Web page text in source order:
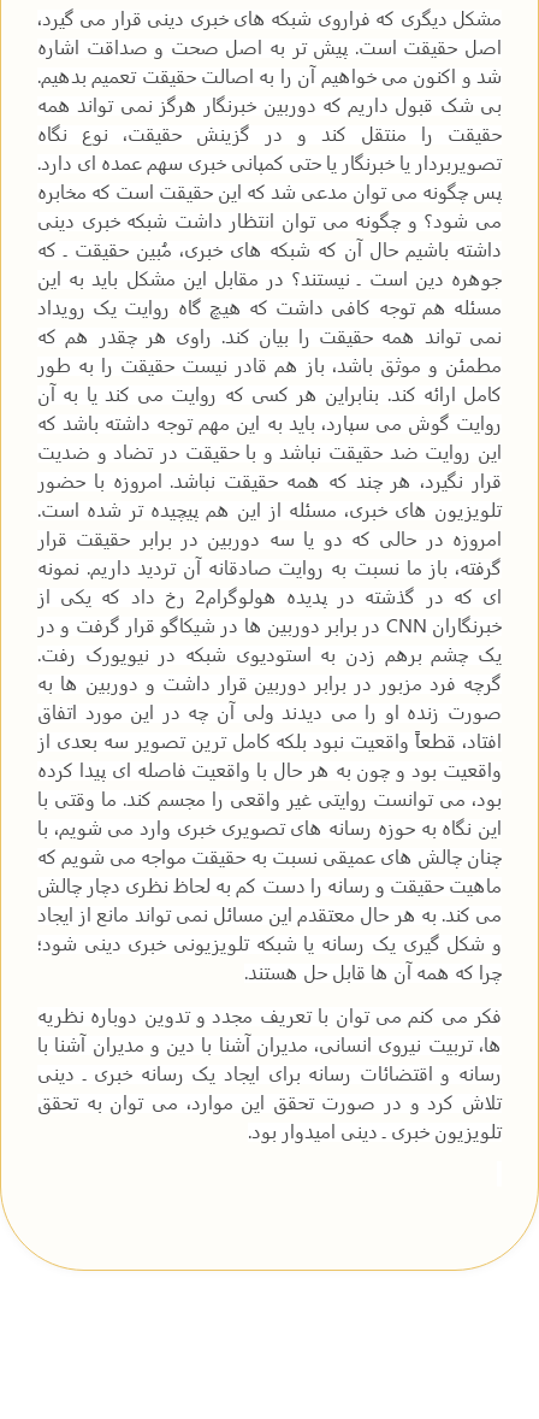
مشکل دیگری که فراروی شبکه های خبری دینی قرار می گیرد،
اصل حقیقت است. پیش تر به اصل صحت و صداقت اشاره
شد و اکنون می خواهیم آن را به اصالت حقیقت تعمیم بدهیم.
بی شک قبول داریم که دوربین خبرنگار هرگز نمی تواند همه
حقیقت را منتقل کند و در گزینش حقیقت، نوع نگاه
تصویربردار یا خبرنگار یا حتی کمپانی خبری سهم عمده ای دارد.
پس چگونه می توان مدعی شد که این حقیقت است که مخابره
می شود؟ و چگونه می توان انتظار داشت شبکه خبری دینی
داشته باشیم حال آن که شبکه های خبری، مُبین حقیقت ـ که
جوهره دین است ـ نیستند؟ در مقابل این مشکل باید به این
مسئله هم توجه کافی داشت که هیچ گاه روایت یک رویداد
نمی تواند همه حقیقت را بیان کند. راوی هر چقدر هم که
مطمئن و موثق باشد، باز هم قادر نیست حقیقت را به طور
کامل ارائه کند. بنابراین هر کسی که روایت می کند یا به آن
روایت گوش می سپارد، باید به این مهم توجه داشته باشد که
این روایت ضد حقیقت نباشد و با حقیقت در تضاد و ضدیت
قرار نگیرد، هر چند که همه حقیقت نباشد. امروزه با حضور
تلویزیون های خبری، مسئله از این هم پیچیده تر شده است.
امروزه در حالی که دو یا سه دوربین در برابر حقیقت قرار
گرفته، باز ما نسبت به روایت صادقانه آن تردید داریم. نمونه
ای که در گذشته در پدیده هولوگرام2 رخ داد که یکی از
خبرنگاران CNN در برابر دوربین ها در شیکاگو قرار گرفت و در
یک چشم برهم زدن به استودیوی شبکه در نیویورک رفت.
گرچه فرد مزبور در برابر دوربین قرار داشت و دوربین ها به
صورت زنده او را می دیدند ولی آن چه در این مورد اتفاق
افتاد، قطعاً واقعیت نبود بلکه کامل ترین تصویر سه بعدی از
واقعیت بود و چون به هر حال با واقعیت فاصله ای پیدا کرده
بود، می توانست روایتی غیر واقعی را مجسم کند. ما وقتی با
این نگاه به حوزه رسانه های تصویری خبری وارد می شویم، با
چنان چالش های عمیقی نسبت به حقیقت مواجه می شویم که
ماهیت حقیقت و رسانه را دست کم به لحاظ نظری دچار چالش
می کند. به هر حال معتقدم این مسائل نمی تواند مانع از ایجاد
و شکل گیری یک رسانه یا شبکه تلویزیونی خبری دینی شود؛
چرا که همه آن ها قابل حل هستند.
فکر می کنم می توان با تعریف مجدد و تدوین دوباره نظریه
ها، تربیت نیروی انسانی، مدیران آشنا با دین و مدیران آشنا با
رسانه و اقتضائات رسانه برای ایجاد یک رسانه خبری ـ دینی
تلاش کرد و در صورت تحقق این موارد، می توان به تحقق
تلویزیون خبری ـ دینی امیدوار بود.